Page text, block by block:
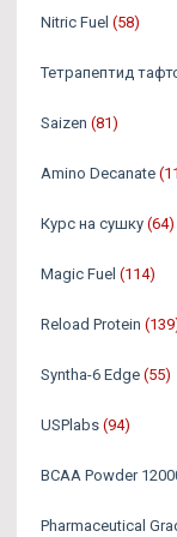
Nitric Fuel (58)
Тетрапептид
Saizen (81)
Amino Decanate
Курс на сушку (64)
Magic Fuel (114)
Reload Protein
Syntha-6 Edge (55)
USPlabs (94)
BCAA Powder
Pharmaceutical